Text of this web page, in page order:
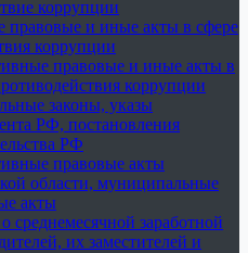
коррупции
правовые и иные акты в сфере
коррупции
правовые и иные акты в
коррупции
законы, указы
РФ, постановления
РФ
правовые акты
области, муниципальные
акты
среднемесячной заработной
их заместителей и